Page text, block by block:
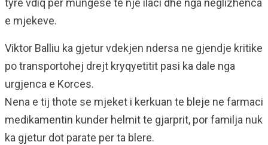
tyre vdiq per mungese te nje ilaci dhe nga neglizhenca
e mjekeve.
Viktor Balliu ka gjetur vdekjen ndersa ne gjendje kritike
po transportohej drejt kryqyetitit pasi ka dale nga
urgjenca e Korces.
Nena e tij thote se mjeket i kerkuan te bleje ne farmaci
medikamentin kunder helmit te gjarprit, por familja nuk
ka gjetur dot parate per ta blere.